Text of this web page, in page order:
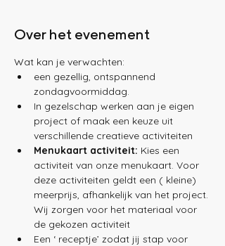
Over het evenement
Wat kan je verwachten:
een gezellig, ontspannend
zondagvoormiddag.
In gezelschap werken aan je eigen
project of maak een keuze uit
verschillende creatieve activiteiten
Menukaart activiteit: Kies een
activiteit van onze menukaart. Voor
deze activiteiten geldt een ( kleine)
meerprijs, afhankelijk van het project.
Wij zorgen voor het materiaal voor
de gekozen activiteit
Een ‘ receptje’ zodat jij stap voor